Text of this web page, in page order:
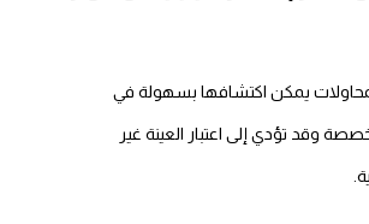
يمكن اكتشافها بسهولة في
وقد تؤدي إلى اعتبار العينة غير